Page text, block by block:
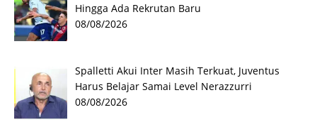
Hingga Ada Rekrutan Baru
08/08/2026
Spalletti Akui Inter Masih Terkuat, Juventus
Harus Belajar Samai Level Nerazzurri
08/08/2026